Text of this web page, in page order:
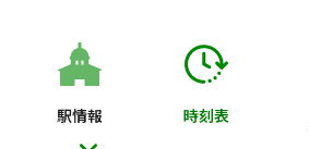
駅情報 時刻表